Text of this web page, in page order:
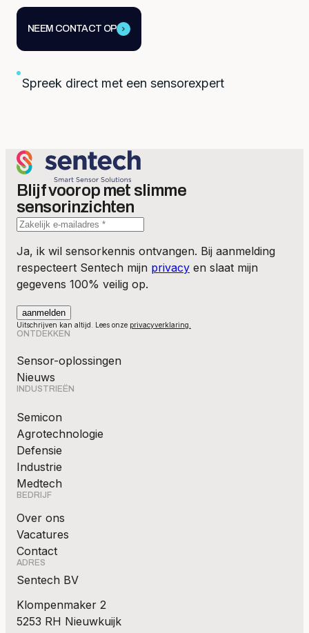
NEEM CONTACT OP
Spreek direct met een sensorexpert
Blijf voorop met slimme
sensorinzichten
Ja, ik wil sensorkennis ontvangen. Bij aanmelding
respecteert Sentech mijn privacy en slaat mijn
gegevens 100% veilig op.
Uitschrijven kan altijd. Lees onze privacyverklaring.
ONTDEKKEN
Sensor-oplossingen
Nieuws
INDUSTRIEËN
Semicon
Agrotechnologie
Defensie
Industrie
Medtech
BEDRIJF
Over ons
Vacatures
Contact
ADRES
Sentech BV
Klompenmaker 2
5253 RH Nieuwkuijk